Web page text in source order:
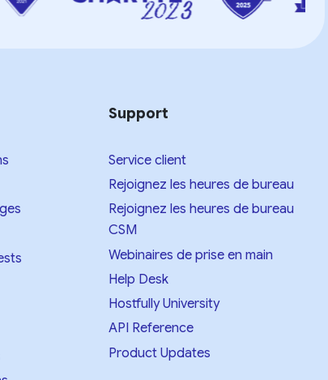
Support
Service client
Rejoignez les heures de bureau
Rejoignez les heures de bureau
CSM
Webinaires de prise en main
Help Desk
Hostfully University
API Reference
Product Updates